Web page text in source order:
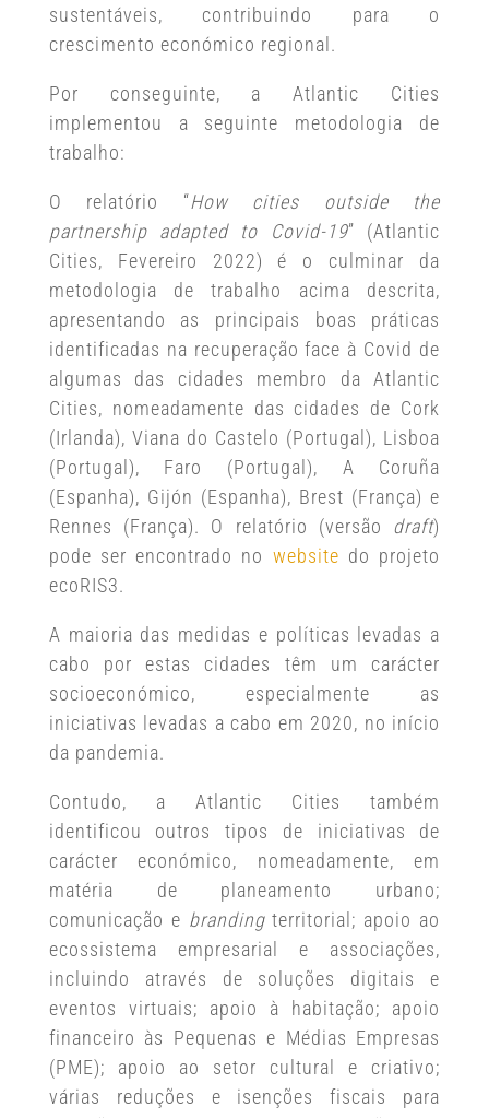
sustentáveis, contribuindo para o
crescimento económico regional.
Por conseguinte, a Atlantic Cities
implementou a seguinte metodologia de
trabalho:
O relatório “How cities outside the
partnership adapted to Covid-19” (Atlantic
Cities, Fevereiro 2022) é o culminar da
metodologia de trabalho acima descrita,
apresentando as principais boas práticas
identificadas na recuperação face à Covid de
algumas das cidades membro da Atlantic
Cities, nomeadamente das cidades de Cork
(Irlanda), Viana do Castelo (Portugal), Lisboa
(Portugal), Faro (Portugal), A Coruña
(Espanha), Gijón (Espanha), Brest (França) e
Rennes (França). O relatório (versão draft)
pode ser encontrado no website do projeto
ecoRIS3.
A maioria das medidas e políticas levadas a
cabo por estas cidades têm um carácter
socioeconómico, especialmente as
iniciativas levadas a cabo em 2020, no início
da pandemia.
Contudo, a Atlantic Cities também
identificou outros tipos de iniciativas de
carácter económico, nomeadamente, em
matéria de planeamento urbano;
comunicação e brandingterritorial; apoio ao
ecossistema empresarial e associações,
incluindo através de soluções digitais e
eventos virtuais; apoio à habitação; apoio
financeiro às Pequenas e Médias Empresas
(PME); apoio ao setor cultural e criativo;
várias reduções e isenções fiscais para